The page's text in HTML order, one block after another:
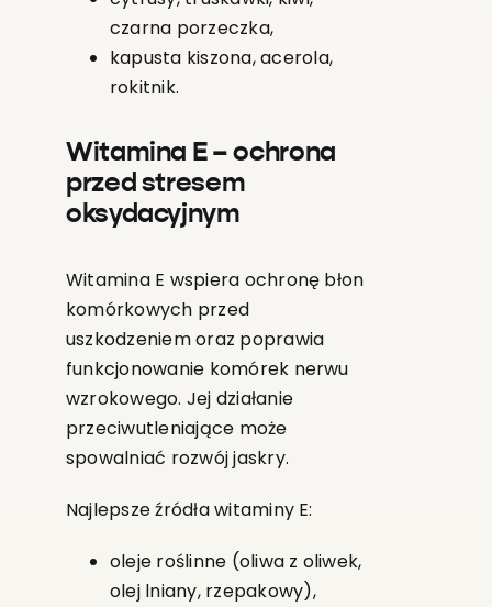
czarna porzeczka,
kapusta kiszona, acerola,
rokitnik.
Witamina E – ochrona
przed stresem
oksydacyjnym
Witamina E wspiera ochronę błon
komórkowych przed
uszkodzeniem oraz poprawia
funkcjonowanie komórek nerwu
wzrokowego. Jej działanie
przeciwutleniające może
spowalniać rozwój jaskry.
Najlepsze źródła witaminy E:
oleje roślinne (oliwa z oliwek,
olej lniany, rzepakowy),